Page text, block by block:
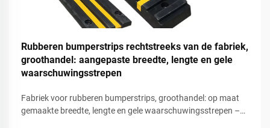
Rubberen bumperstrips rechtstreeks van de fabriek,
groothandel: aangepaste breedte, lengte en gele
waarschuwingsstrepen
Fabriek voor rubberen bumperstrips, groothandel: op maat
gemaakte breedte, lengte en gele waarschuwingsstrepen –